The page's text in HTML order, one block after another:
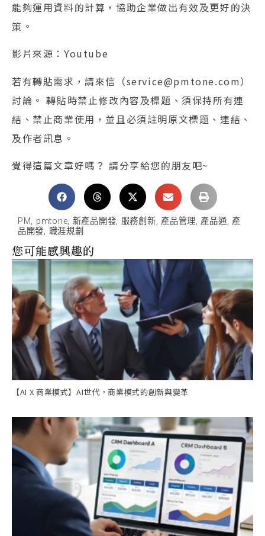
能夠運用資料的計算，協助企業做出有效及更好的決
策。
影片來源：Youtube
若有轉貼需求，請來信（service@pmtone.com）
討論。 轉貼時禁止修改內容及標題、須保持所有連
結、禁止商業使用，並且必須註明原文標題、連結、
及作者訊息。
覺得這篇文章好嗎？ 請分享給您的朋友吧~
PM, pmtone, 新產品開發, 服務創新, 產品管理, 產品通, 產
品開發, 職涯規劃
您可能感興趣的
【AI X 商業模式】AI世代，商業模式的創新與變革